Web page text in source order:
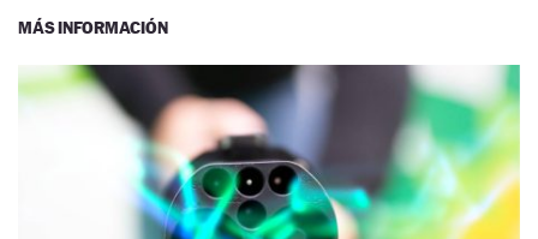
MÁS INFORMACIÓN